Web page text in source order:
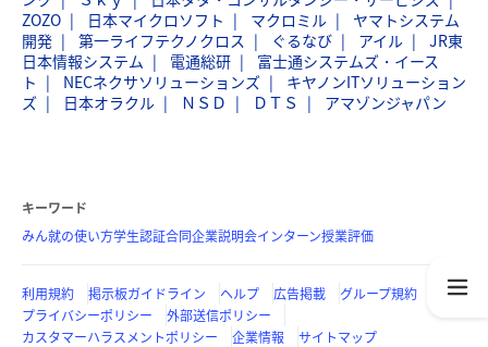
ZOZO
日本マイクロソフト マクロミル
ヤマトシステム
開発
第一ライフテクノクロス ぐるなび アイル
JR東
日本情報システム
電通総研
富士通システムズ・イース
ト
NECネクサソリューションズ
キヤノンITソリューション
ズ
日本オラクル ＮＳＤ ＤＴＳ アマゾンジャパン
キーワード
みん就の使い方学生認証合同企業説明会インターン授業評価
利用規約 掲示板ガイドライン ヘルプ 広告掲載
グループ規約
プライバシーポリシー
外部送信ポリシー
カスタマーハラスメントポリシー
企業情報 サイトマップ